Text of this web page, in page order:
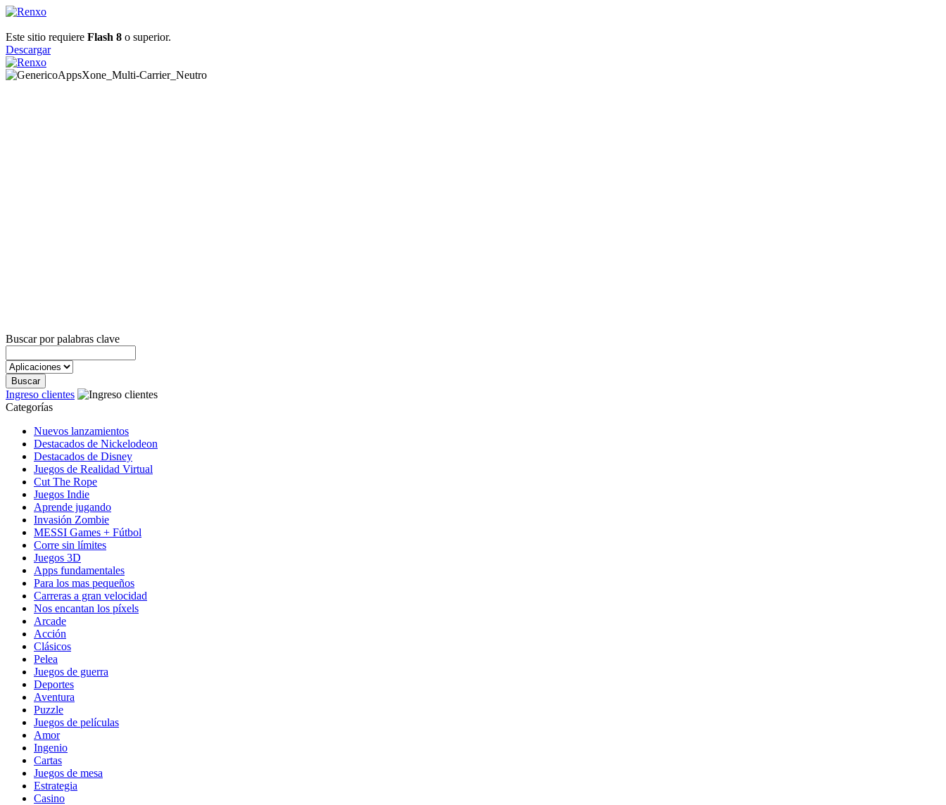
Este sitio requiere Flash 8 o superior.
Descargar
Buscar por palabras clave
Ingreso clientes
Categorías
Nuevos lanzamientos
Destacados de Nickelodeon
Destacados de Disney
Juegos de Realidad Virtual
Cut The Rope
Juegos Indie
Aprende jugando
Invasión Zombie
MESSI Games + Fútbol
Corre sin límites
Juegos 3D
Apps fundamentales
Para los mas pequeños
Carreras a gran velocidad
Nos encantan los píxels
Arcade
Acción
Clásicos
Pelea
Juegos de guerra
Deportes
Aventura
Puzzle
Juegos de películas
Amor
Ingenio
Cartas
Juegos de mesa
Estrategia
Casino